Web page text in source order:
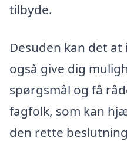
tilbyde.
Desuden kan det
også give dig
spørgsmål og få
fagfolk, som kan
den rette